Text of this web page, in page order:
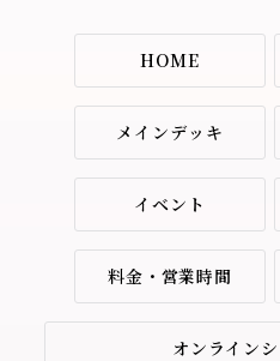
HOME
メインデッキ
イベント
料金・営業時間
オンライン